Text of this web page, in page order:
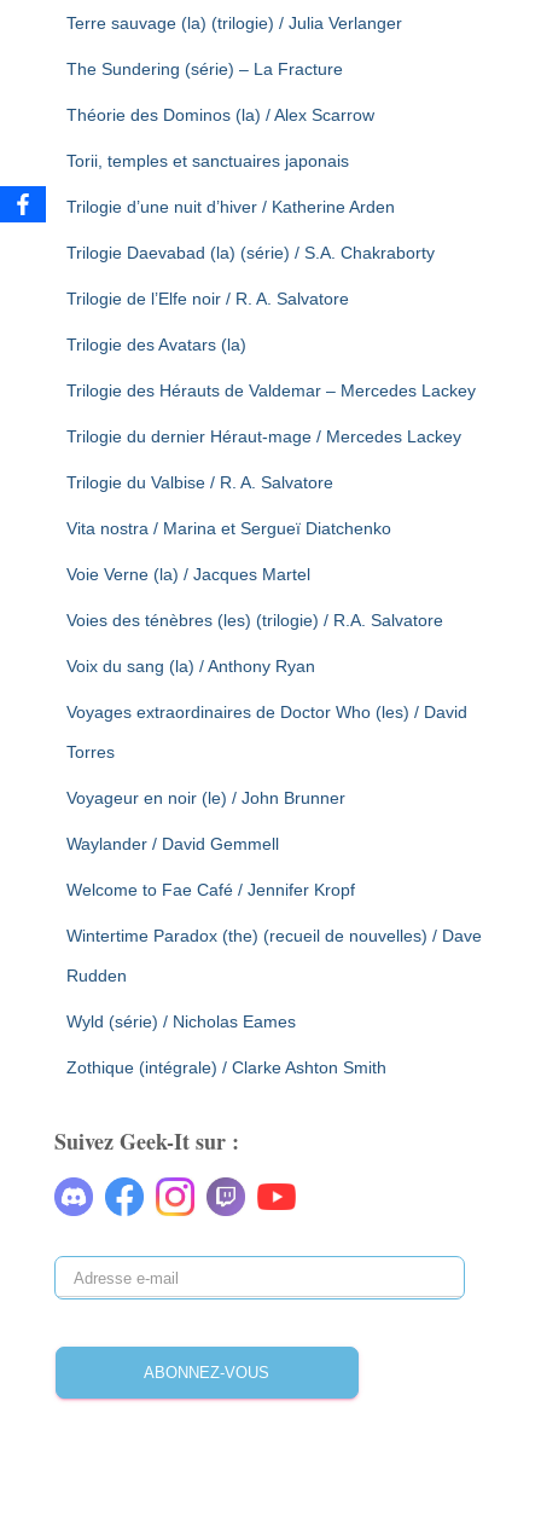
Terre sauvage (la) (trilogie) / Julia Verlanger
The Sundering (série) – La Fracture
Théorie des Dominos (la) / Alex Scarrow
Torii, temples et sanctuaires japonais
Trilogie d’une nuit d’hiver / Katherine Arden
Trilogie Daevabad (la) (série) / S.A. Chakraborty
Trilogie de l’Elfe noir / R. A. Salvatore
Trilogie des Avatars (la)
Trilogie des Hérauts de Valdemar – Mercedes Lackey
Trilogie du dernier Héraut-mage / Mercedes Lackey
Trilogie du Valbise / R. A. Salvatore
Vita nostra / Marina et Sergueï Diatchenko
Voie Verne (la) / Jacques Martel
Voies des ténèbres (les) (trilogie) / R.A. Salvatore
Voix du sang (la) / Anthony Ryan
Voyages extraordinaires de Doctor Who (les) / David
Torres
Voyageur en noir (le) / John Brunner
Waylander / David Gemmell
Welcome to Fae Café / Jennifer Kropf
Wintertime Paradox (the) (recueil de nouvelles) / Dave
Rudden
Wyld (série) / Nicholas Eames
Zothique (intégrale) / Clarke Ashton Smith
Suivez Geek-It sur :
ABONNEZ-VOUS